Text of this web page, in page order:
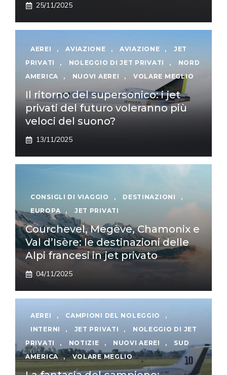
25/11/2025
AEREI , AVIAZIONE , AVIAZIONE ,
JET
PRIVATI
, NOLEGGIO DI JET PRIVATI ,
NORD
AMERICA
, NUOVI AEREI , VOLARE MEGLIO
Il ritorno del supersonico: i jet
privati del futuro voleranno più
veloci del suono?
13/11/2025
CONSIGLI DI VIAGGIO , DESTINAZIONI
,
EUROPA
, JET PRIVATI
Courchevel, Megève, Chamonix e
Val d’Isère: le destinazioni delle
Alpi francesi in jet privato
04/11/2025
AEREI , CAMPIONI DEL NOLEGGIO
,
INTERNI
, JET PRIVATI ,
NOLEGGIO DI JET
PRIVATI
, NOTIZIE , NUOVI AEREI ,
SUD
AMERICA
, VOLARE MEGLIO